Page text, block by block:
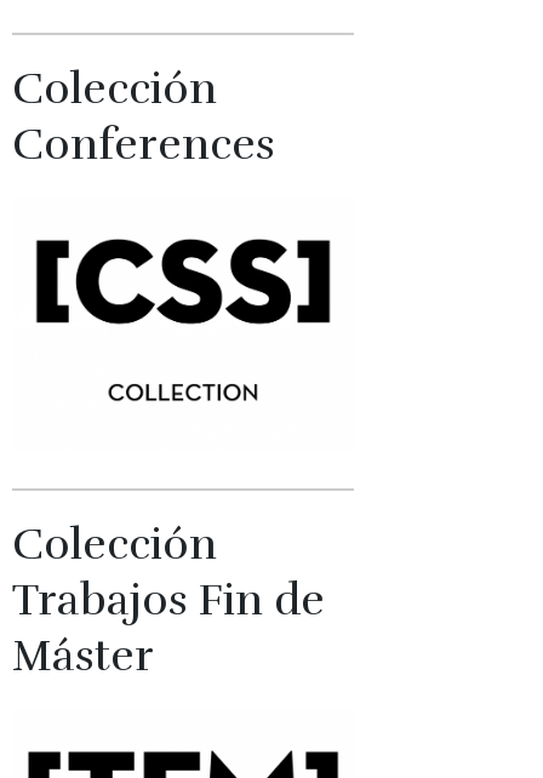
Colección
Conferences
Colección
Trabajos Fin de
Máster